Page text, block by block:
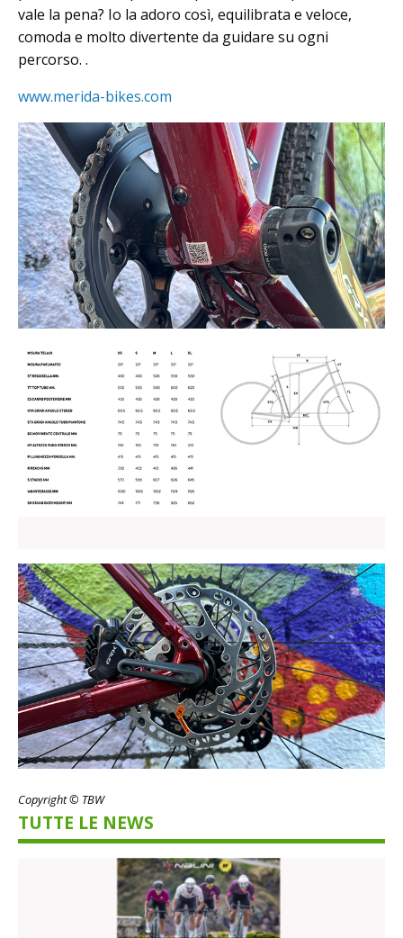
vale la pena? Io la adoro così, equilibrata e veloce,
comoda e molto divertente da guidare su ogni
percorso. .
www.merida-bikes.com
Copyright © TBW
TUTTE LE NEWS